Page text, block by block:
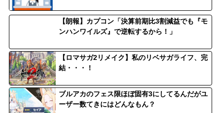
【朗報】カプコン「決算前期比3割減益でも『モ
ンハンワイルズ』で逆転するから！」
【ロマサガ2リメイク】私のリベサガライフ、完
結・・・！
ブルアカのフェス限ほぼ固有3にしてるんだがユ
ーザー数てきにはどんなもん？